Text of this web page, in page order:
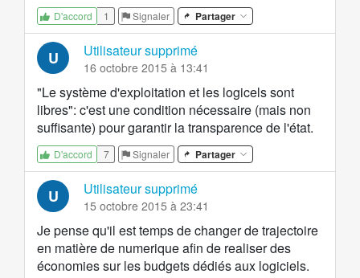
D'accord 1 Signaler Partager
U Utilisateur supprimé
16 octobre 2015 à 13:41
"Le système d'exploitation et les logicels sont
libres": c'est une condition nécessaire (mais non
suffisante) pour garantir la transparence de l'état.
D'accord 7 Signaler Partager
U Utilisateur supprimé
15 octobre 2015 à 23:41
Je pense qu'il est temps de changer de trajectoire
en matière de numerique afin de realiser des
économies sur les budgets dédiés aux logiciels.